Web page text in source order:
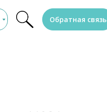
Обратная связь